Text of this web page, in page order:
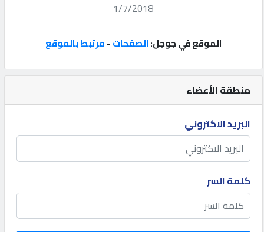
إعلانات
المنتدى
كيو
مزاد
كيو
نمبر
منطقة الأعضاء
البريد الاكتروني
كلمة السر
1/7/2018
الموقع في جوجل:الصفحات-مرتبط بالموقع